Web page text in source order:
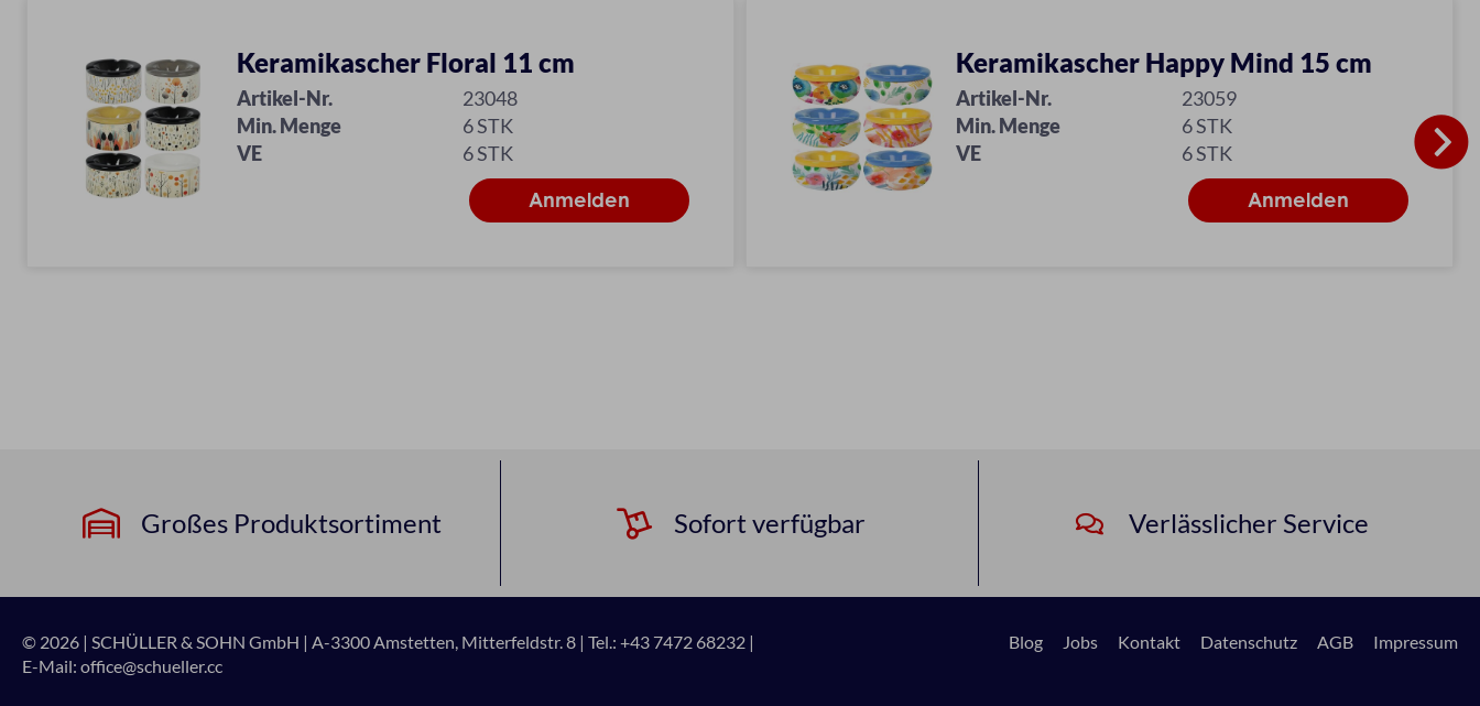
Keramikascher Floral 11 cm
Artikel-Nr.
23048
Min. Menge
6 STK
VE
6 STK
Keramikascher Happy Mind 15 cm
Artikel-Nr.
23059
Min. Menge
6 STK
VE
6 STK
Großes Produktsortiment Sofort verfügbar Verlässlicher Service
© 2026 | SCHÜLLER & SOHN GmbH | A-3300 Amstetten, Mitterfeldstr. 8 | Tel.: +43 7472 68232 |
E-Mail: office@schueller.cc
Blog Jobs Kontakt Datenschutz AGB Impressum